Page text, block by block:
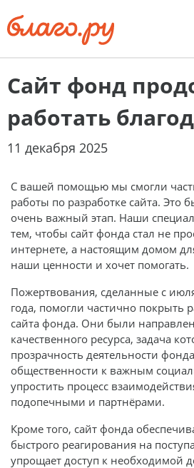
Сайт фонд
работать
11 декабря 2025
С вашей помощью мы смогли
работы по разработке сайта. Это
очень важный этап. Наши
тем, чтобы сайт фонда стал не
интернете, а настоящим домом
наши ценности и хочет помогать.
Пожертвования, сделанные с
года, помогли частично покрыть
сайта фонда. Они были
качественного ресурса, задача
прозрачность деятельности
общественности к важным
упростить процесс
подопечными и партнёрами.
Кроме того, сайт фонда
быстрого реагирования на
упрощает доступ к необходимой